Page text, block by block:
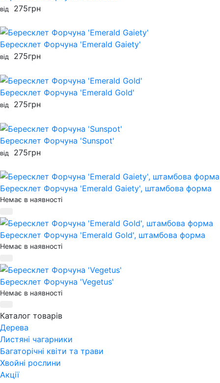
від 275грн
Бересклет Форчуна 'Emerald Gaiety'
від 275грн
Бересклет Форчуна 'Emerald Gold'
від 275грн
Бересклет Форчуна 'Sunspot'
від 275грн
Бересклет Форчуна 'Emerald Gaiety', штамбова форма
Немає в наявності
Бересклет Форчуна 'Emerald Gold', штамбова форма
Немає в наявності
Бересклет Форчуна 'Vegetus'
Немає в наявності
Каталог товарів
Дерева
Листяні чагарники
Багаторічні квіти та трави
Хвойні рослини
Акції